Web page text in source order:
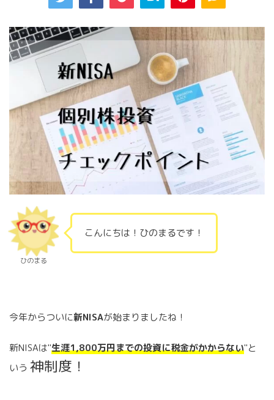
ひのまる
こんにちは！ひのまるです！
今年からついに新NISAが始まりましたね！
新NISAは"生涯1,800万円までの投資に税金がかからない"と
いう 神制度！